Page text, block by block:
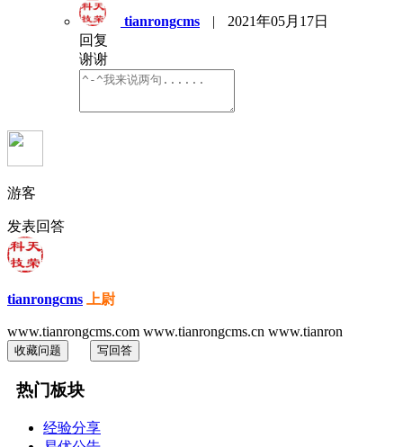
tianrongcms |
2021年05月17日
回复
谢谢
游客
发表回答
tianrongcms 上尉
www.tianrongcms.com www.tianrongcms.cn www.tianron
收藏问题 写回答
热门板块
经验分享